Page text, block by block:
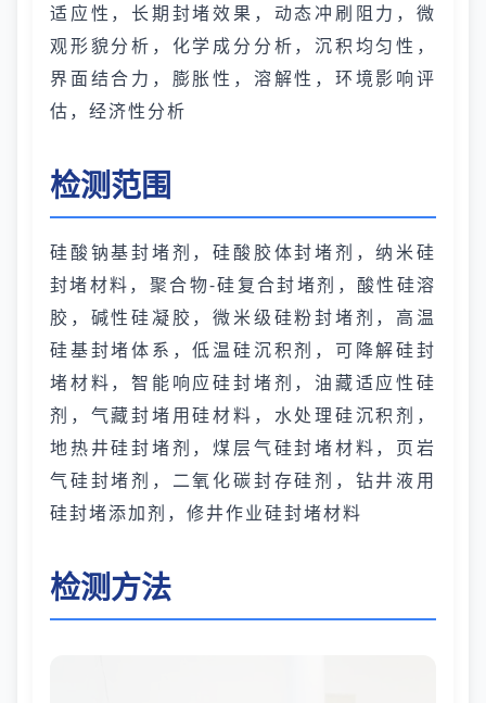
适应性，长期封堵效果，动态冲刷阻力，微
观形貌分析，化学成分分析，沉积均匀性，
界面结合力，膨胀性，溶解性，环境影响评
估，经济性分析
检测范围
硅酸钠基封堵剂，硅酸胶体封堵剂，纳米硅
封堵材料，聚合物-硅复合封堵剂，酸性硅溶
胶，碱性硅凝胶，微米级硅粉封堵剂，高温
硅基封堵体系，低温硅沉积剂，可降解硅封
堵材料，智能响应硅封堵剂，油藏适应性硅
剂，气藏封堵用硅材料，水处理硅沉积剂，
地热井硅封堵剂，煤层气硅封堵材料，页岩
气硅封堵剂，二氧化碳封存硅剂，钻井液用
硅封堵添加剂，修井作业硅封堵材料
检测方法